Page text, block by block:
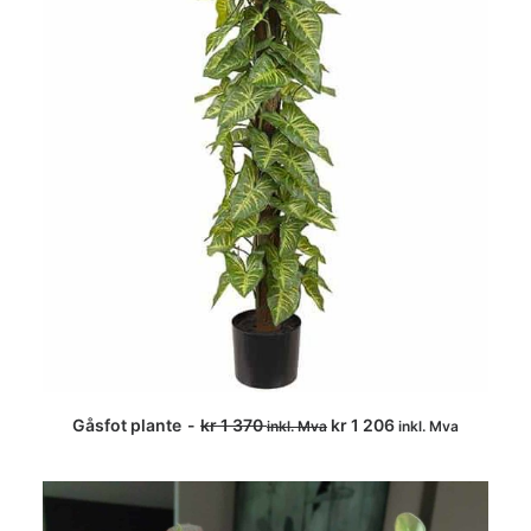
:
k
r
2
9
7
5
Gåsfot plante kr1 370 inkl. Mva kr1 206 inkl. Mva